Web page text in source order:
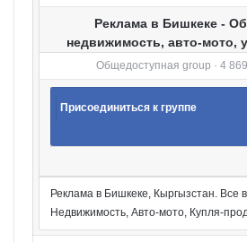
Реклама в Бишкеке -
недвижимость, авто-мото,
Общедоступная group · 4 869
Присоединиться к группе
Реклама в Бишкеке, Кыргызстан. Все
Недвижимость, Авто-мото, Купля-